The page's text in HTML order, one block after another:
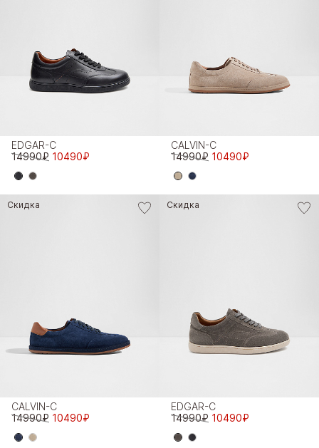
EDGAR-C
14990₽ 10490₽
CALVIN-C
14990₽ 10490₽
CALVIN-C
14990₽ 10490₽
Скидка
EDGAR-C
14990₽ 10490₽
Скидка